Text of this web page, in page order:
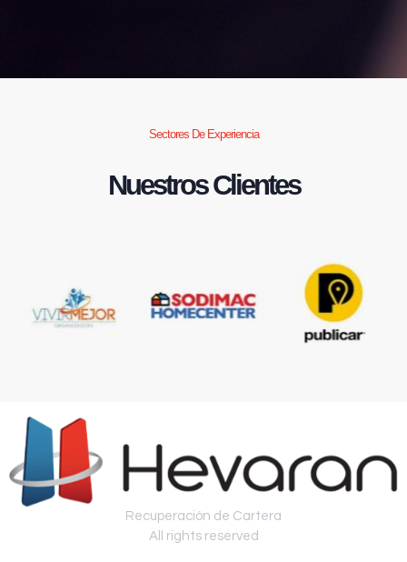
Sectores De Experiencia
Nuestros Clientes
Recuperación de Cartera
All rights reserved